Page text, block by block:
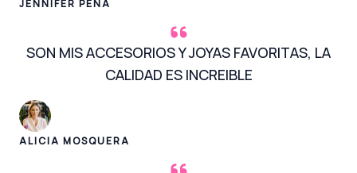
JENNIFER PEÑA
SON MIS ACCESORIOS Y JOYAS FAVORITAS, LA
CALIDAD ES INCREIBLE
ALICIA MOSQUERA